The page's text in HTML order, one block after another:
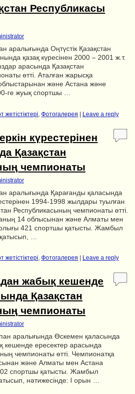
Республикасы
аралығында Оңтүстік Қазақстан
қазақ күресінен 2000 – 2001 ж.т.
арасында Қазақстан
өтті. Аталған жарысқа
және Астана және
ге жуық спортшы …
жетістіктері Фотогалерея Leave a reply
күрестерінен
Қазақстан
чемпионаты
аралығында Қарағанды қаласында
1994-1998 жылдары туылған
Республикасының чемпионаты өтті.
14 облысынан және Алматы мен
421 спортшы қатысты. Жамбыл
…
жетістіктері, Фотогалерея Leave a reply
жабық кешенде
Қазақстан
чемпионаты
аралығында Өскемен қаласында
кешенде ересектер арасында
чемпионаты өтті. Чемпионатқа
және Алматы мен Астана
спортшы қатысты. Жамбыл
нәтижесінде: I орын …